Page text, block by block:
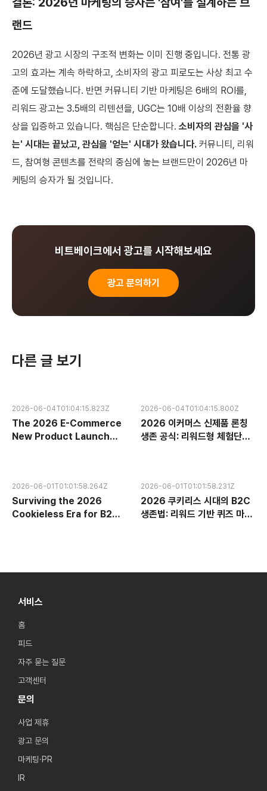
랜드
2026년 광고 시장의 구조적 변화는 이미 진행 중입니다. 전통 광
고의 효과는 계속 하락하고, 소비자의 광고 피로도는 사상 최고 수
준에 도달했습니다. 반면 커뮤니티 기반 마케팅은 6배의 ROI를,
리워드 광고는 3.5배의 리텐션을, UGC는 10배 이상의 전환율 향
상을 입증하고 있습니다. 핵심은 단순합니다. 소비자의 관심을 '사
는' 시대는 끝났고, 관심을 '얻는' 시대가 왔습니다. 커뮤니티, 리워
드, 참여형 콘텐츠를 전략의 중심에 놓는 브랜드만이 2026년 마
케팅의 승자가 될 것입니다.
비트베이크에서 광고를 시작해보세요
광고 문의하기
다른 글 보기
2026-06-04T01:04:15.823Z
The 2026 E-Commerce
New Product Launch
Days via Reward-Based
Trials and Purchase
Verification
2026-06-04T01:04:15.800Z
2026 이커머스 신제품 론칭
생존 공식: 리워드형 체험단과
2026-06-01T01:01:58.264Z
Surviving the 2026
Cookieless Era for B2C:
2026-06-01T01:01:58.231Z
2026 쿠키리스 시대의 B2C
생존법: 리워드 기반 퀴즈 마케
서비스
홈
피드
자주 묻는 질문
고객센터
문의
사업 제휴
광고 문의
마케팅·PR
IR